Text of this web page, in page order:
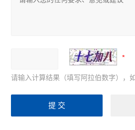
请输入计算结果（填写阿拉伯数字），